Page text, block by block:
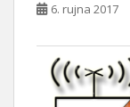
6. rujna 2017